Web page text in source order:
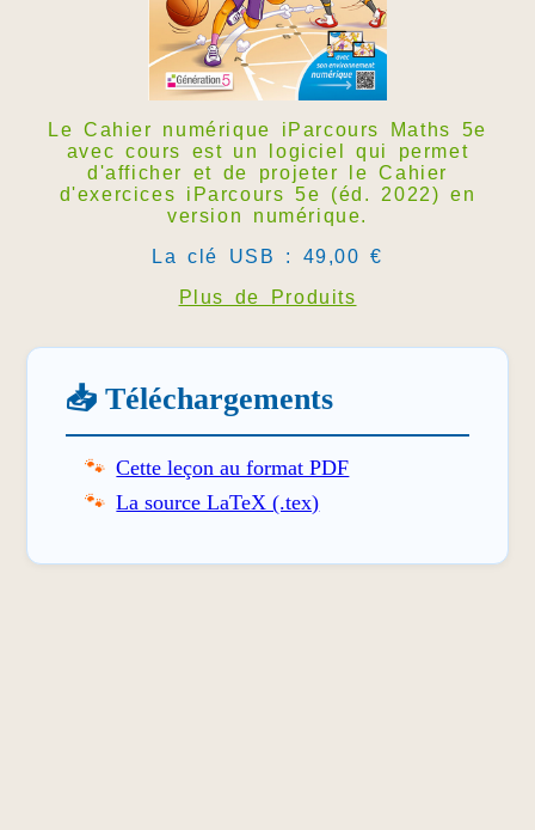
Le Cahier numérique iParcours Maths 5e
avec cours est un logiciel qui permet
d'afficher et de projeter le Cahier
d'exercices iParcours 5e (éd. 2022) en
version numérique.
La clé USB : 49,00 €
Plus de Produits
📥 Téléchargements
Cette leçon au format PDF
La source LaTeX (.tex)